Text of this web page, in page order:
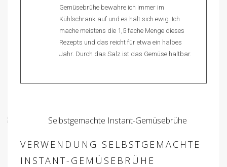
Gemüsebrühe bewahre ich immer im
Kühlschrank auf und es hält sich ewig. Ich
mache meistens die 1,5 fache Menge dieses
Rezepts und das reicht für etwa ein halbes
Jahr. Durch das Salz ist das Gemüse haltbar.
VERWENDUNG SELBSTGEMACHTE
INSTANT-GEMÜSEBRÜHE